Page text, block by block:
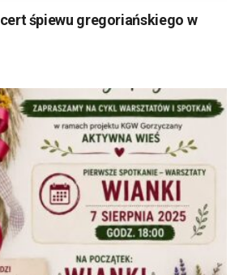
śpiewu gregoriańskiego w